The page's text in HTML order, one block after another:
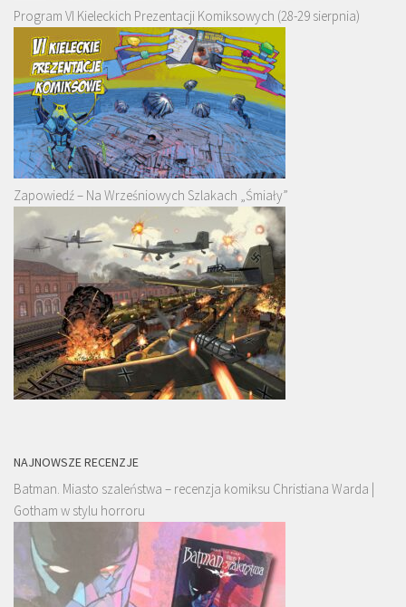
Program VI Kieleckich Prezentacji Komiksowych (28-29 sierpnia)
Zapowiedź – Na Wrześniowych Szlakach „Śmiały”
NAJNOWSZE RECENZJE
Batman. Miasto szaleństwa – recenzja komiksu Christiana Warda |
Gotham w stylu horroru